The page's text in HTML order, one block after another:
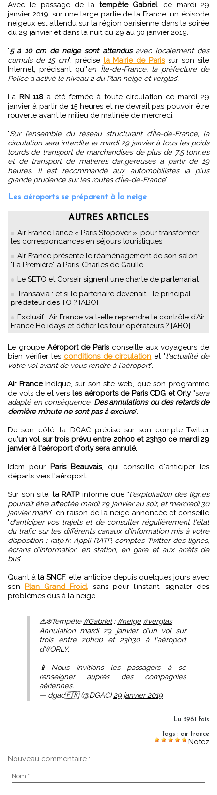
Avec le passage de la tempête Gabriel, ce mardi 29
janvier 2019, sur une large partie de la France, un épisode
neigeux est attendu sur la région parisienne dans la soirée
du 29 janvier et dans la nuit du 29 au 30 janvier 2019.
"5 à 10 cm de neige sont attendusavec localement des
cumuls de 15 cm", précise la Mairie de Parissur son site
Internet, précisant qu'"en Île-de-France, la préfecture de
Police a activé le niveau 2 du Plan neige et verglas".
La RN 118 a été fermée à toute circulation ce mardi 29
janvier à partir de 15 heures et ne devrait pas pouvoir être
rouverte avant le milieu de matinée de mercredi.
"Sur l’ensemble du réseau structurant d’Île-de-France, la
circulation sera interdite le mardi 29 janvier à tous les poids
lourds de transport de marchandises de plus de 7,5 tonnes
et de transport de matières dangereuses à partir de 19
heures. Il est recommandé aux automobilistes la plus
grande prudence sur les routes d’Île-de-France".
Les aéroports se préparent à la neige
AUTRES ARTICLES
Air France lance « Paris Stopover », pour transformer
les correspondances en séjours touristiques
Air France présente le réaménagement de son salon
"La Première" à Paris-Charles de Gaulle
Le SETO et Corsair signent une charte de partenariat
Transavia : et si le partenaire devenait... le principal
prédateur des TO ? [ABO]
Exclusif : Air France va t-elle reprendre le contrôle d’Air
France Holidays et défier les tour-opérateurs ? [ABO]
Le groupe Aéroport de Parisconseille aux voyageurs de
bien vérifier les conditions de circulation et "l'actualité de
votre vol avant de vous rendre à l'aéroport".
Air Franceindique, sur son site web, que son programme
de vols de et vers les aéroports de Paris CDG et Orly"sera
adapté en conséquence. Des annulations ou des retards de
dernière minute ne sont pas à exclure".
De son côté, la DGAC précise sur son compte Twitter
qu'un vol sur trois prévu entre 20h00 et 23h30 ce mardi 29
janvier à l'aéroport d'orly sera annulé.
Idem pour Paris Beauvais, qui conseille d'anticiper les
départs vers l'aéroport.
Sur son site, la RATPinforme que "l'exploitation des lignes
pourrait être affectée mardi 29 janvier au soir, et mercredi 30
janvier matin", en raison de la neige annoncée et conseille
"d'anticiper vos trajets et de consulter régulièrement l'état
du trafic sur les différents canaux d'information mis à votre
disposition : ratp.fr, Appli RATP, comptes Twitter des lignes,
écrans d'information en station, en gare et aux arrêts de
bus".
Quant àla SNCF, elle anticipe depuis quelques jours avec
son Plan Grand Froid, sans pour l’instant, signaler des
problèmes dus à la neige.
⚠️❄️Tempête #Gabriel: #neige #verglas
Annulation mardi 29 janvier d'un vol sur
trois entre 20h00 et 23h30 à l'aéroport
d'#ORLY.
📱Nous invitions les passagers à se
renseigner auprès des compagnies
aériennes.
— dgac🇫🇷 (@DGAC)29 janvier 2019
Lu 3961 fois
Tags : air france
Notez
Nouveau commentaire :
Nom * :